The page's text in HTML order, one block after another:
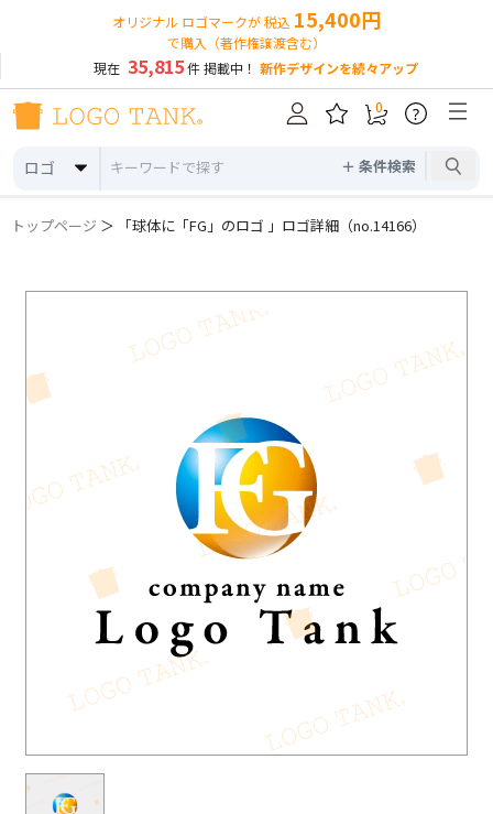
オリジナル ロゴマークが 税込 15,400円
で購入（著作権譲渡含む）
現在 35,815件 掲載中！ 新作デザインを続々アップ
ロゴ ＋ 条件検索
0 ?
トップページ ＞ 「球体に「FG」のロゴ 」ロゴ詳細（no.14166）